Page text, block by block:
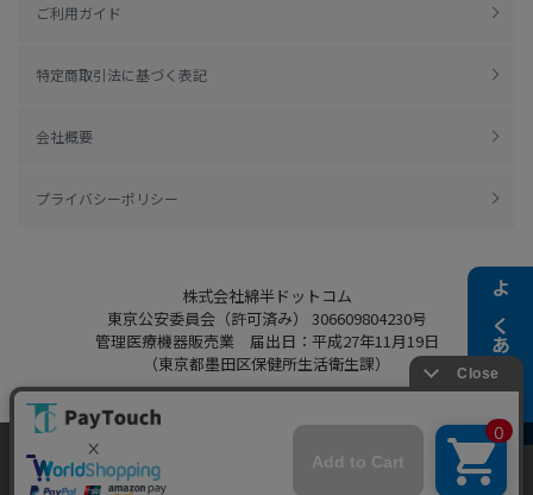
よくある質問
ご利用ガイド
特定商取引法に基づく表記
会社概要
プライバシーポリシー
株式会社綿半ドットコム
東京公安委員会（許可済み） 306609804230号
管理医療機器販売業 届出日：平成27年11月19日
（東京都墨田区保健所生活衛生課）
Copyright 2022
当ウェブサイトでは、お客様により良いサービス
をご提供するため、クッキーを利用しています。